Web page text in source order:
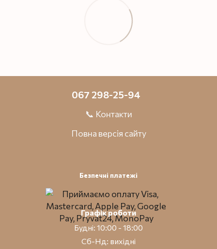
067 298-25-94
📞 Контакти
Повна версія сайту
Безпечні платежі
Графік роботи
Будні: 10:00 - 18:00
Сб-Нд: вихідні